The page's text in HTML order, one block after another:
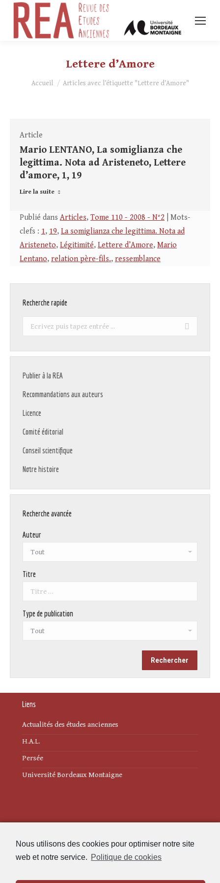
Nous utilisons des cookies pour optimiser notre site
web et notre service. Politique de cookies
Lettere d’Amore
Vous êtes ici :
Accueil Articles avec l’étiquette "Lettere d’Amore"
Article
Mario LENTANO, La somiglianza che
legittima. Nota ad Aristeneto, Lettere
d’amore, 1, 19
Lire la suite
Publié dans Articles, Tome 110 - 2008 - N°2 | Mots-
clefs : 1, 19, La somiglianza che legittima. Nota ad
Aristeneto, Légitimité, Lettere d’Amore, Mario
Lentano, relation père-fils., ressemblance
Recherche rapide
Recherche
Publier à la REA
Recommandations aux auteurs
Licence
Comité éditorial
Conseil scientifique
Notre histoire
Recherche avancée
Auteur
Titre
Type de publication
Liens
Actualités des études anciennes
H.A.L.
Persée
Université Bordeaux Montaigne
Politique de cookies (UE)